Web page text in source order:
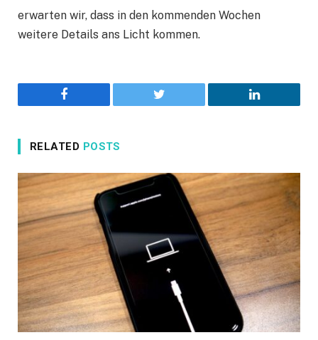
erwarten wir, dass in den kommenden Wochen
weitere Details ans Licht kommen.
Facebook Twitter LinkedIn
RELATED POSTS